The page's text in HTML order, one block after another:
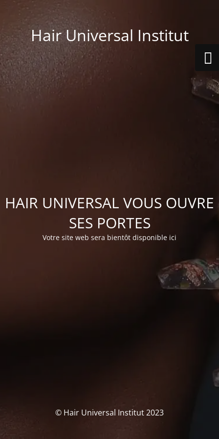
Hair Universal Institut
HAIR UNIVERSAL VOUS OUVRE
SES PORTES
Votre site web sera bientôt disponible ici
© Hair Universal Institut 2023